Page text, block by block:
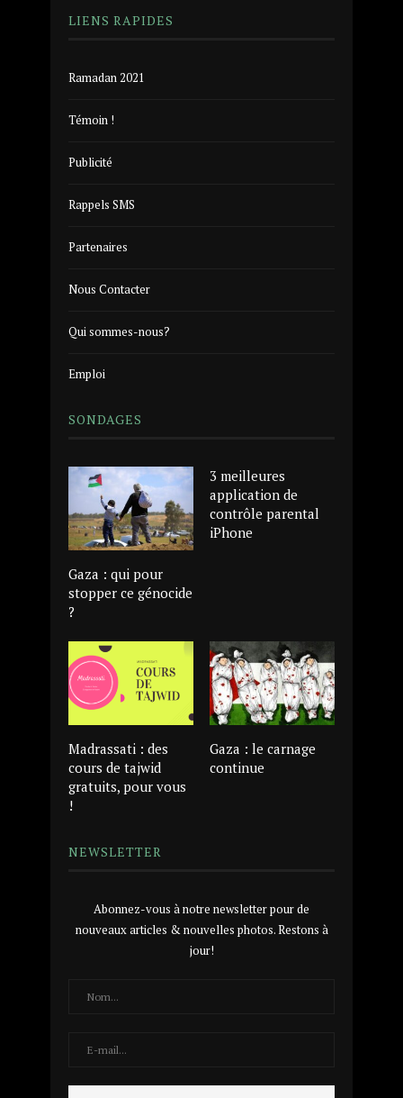
LIENS RAPIDES
Ramadan 2021
Témoin !
Publicité
Rappels SMS
Partenaires
Nous Contacter
Qui sommes-nous?
Emploi
SONDAGES
Gaza : qui pour
stopper ce génocide
?
3 meilleures
application de
contrôle parental
iPhone
Madrassati : des
cours de tajwid
gratuits, pour vous
!
Gaza : le carnage
continue
NEWSLETTER
Abonnez-vous à notre newsletter pour de
nouveaux articles & nouvelles photos. Restons à
jour!